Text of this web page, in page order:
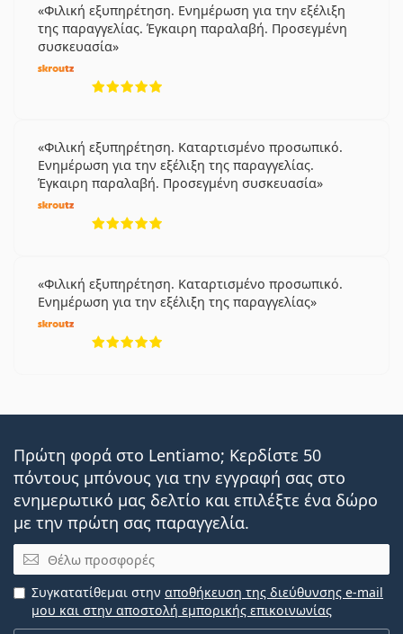
Φιλική εξυπηρέτηση. Ενημέρωση για την εξέλιξη
της παραγγελίας. Έγκαιρη παραλαβή. Προσεγμένη
συσκευασία
Φιλική εξυπηρέτηση. Καταρτισμένο προσωπικό.
Ενημέρωση για την εξέλιξη της παραγγελίας.
Έγκαιρη παραλαβή. Προσεγμένη συσκευασία
Φιλική εξυπηρέτηση. Καταρτισμένο προσωπικό.
Ενημέρωση για την εξέλιξη της παραγγελίας
Πρώτη φορά στο Lentiamo; Κερδίστε 50
πόντους μπόνους για την εγγραφή σας στο
ενημερωτικό μας δελτίο και επιλέξτε ένα δώρο
με την πρώτη σας παραγγελία.
Email
Συγκατατίθεμαι στην αποθήκευση της διεύθυνσης e-mail
μου και στην αποστολή εμπορικής επικοινωνίας